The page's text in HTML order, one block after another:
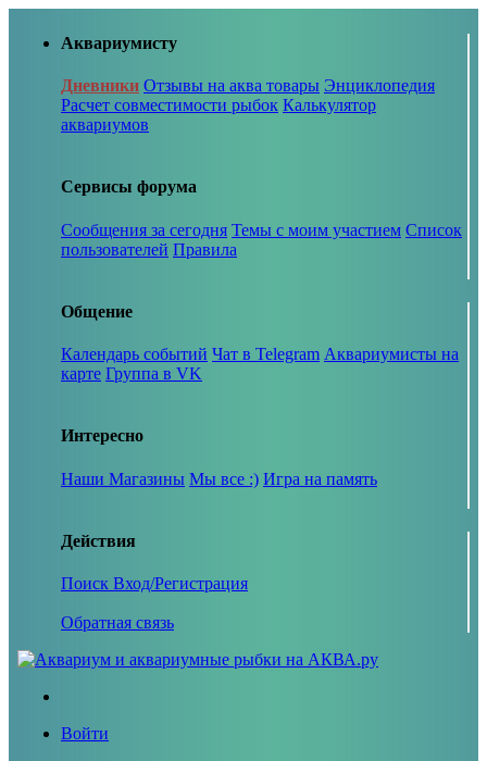
Аквариумисту
Дневники Отзывы на аква товары Энциклопедия
Расчет совместимости рыбок Калькулятор
аквариумов
Сервисы форума
Сообщения за сегодня Темы с моим участием Список
пользователей Правила
Общение
Календарь событий Чат в Telegram Аквариумисты на
карте Группа в VK
Интересно
Наши Магазины Мы все :) Игра на память
Действия
Поиск Вход/Регистрация
Обратная связь
Войти